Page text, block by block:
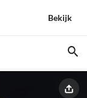
Bekijk